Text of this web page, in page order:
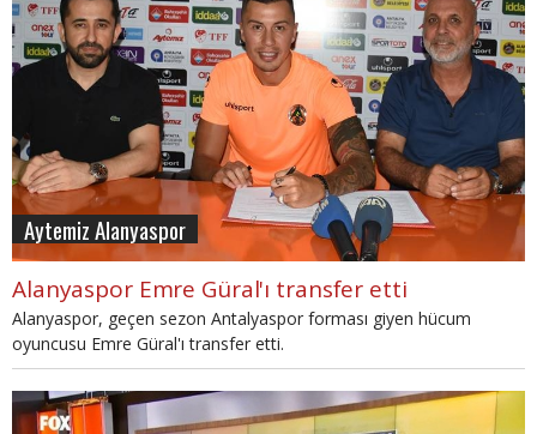
Aytemiz Alanyaspor
Alanyaspor Emre Güral'ı transfer etti
Alanyaspor, geçen sezon Antalyaspor forması giyen hücum
oyuncusu Emre Güral'ı transfer etti.